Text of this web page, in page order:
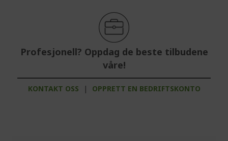
Profesjonell? Oppdag de beste tilbudene
våre!
KONTAKT OSS | OPPRETT EN BEDRIFTSKONTO